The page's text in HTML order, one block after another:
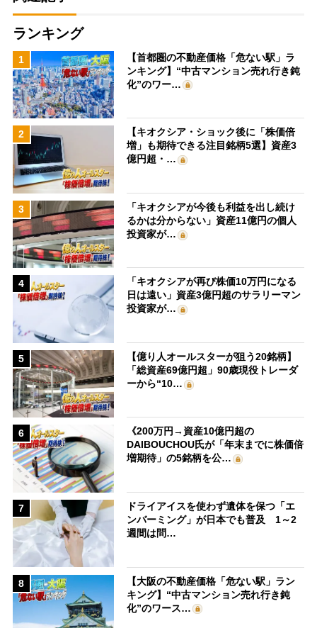
ランキング
1
【首都圏の不動産価格「危ない駅」ラ
ンキング】“中古マンション売れ行き鈍
化”のワー…
2
【キオクシア・ショック後に「株価倍
増」も期待できる注目銘柄5選】資産3
億円超・…
3
「キオクシアが今後も利益を出し続け
るかは分からない」資産11億円の個人
投資家が…
4
「キオクシアが再び株価10万円になる
日は遠い」資産3億円超のサラリーマン
投資家が…
5
【億り人オールスターが狙う20銘柄】
「総資産69億円超」90歳現役トレーダ
ーから“10…
6
《200万円→資産10億円超の
DAIBOUCHOU氏が「年末までに株価倍
増期待」の5銘柄を公…
7
ドライアイスを使わず遺体を保つ「エ
ンバーミング」が日本でも普及 1～2
週間は問…
8
【大阪の不動産価格「危ない駅」ラン
キング】“中古マンション売れ行き鈍
化”のワース…